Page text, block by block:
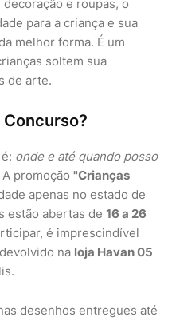
e roupas, o
para a criança e sua
melhor forma. É um
soltem sua
de arte.
Concurso?
onde e até quando posso
A promoção "Crianças
apenas no estado de
estão abertas de 16 a 26
é imprescindível
na loja Havan 05
desenhos entregues até